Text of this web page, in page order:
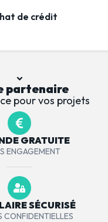
de crédit
partenaire
pour vos projets
GRATUITE
ENGAGEMENT
SÉCURISÉ
CONFIDENTIELLES